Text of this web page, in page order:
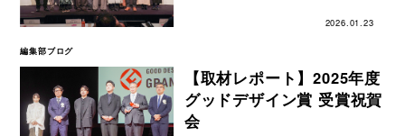
2026.01.23
編集部ブログ
【取材レポート】2025年度
グッドデザイン賞 受賞祝賀
会